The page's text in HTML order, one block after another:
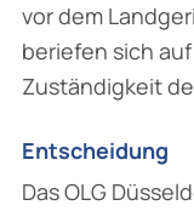
vor dem
beriefen sich
Zuständigkeit
Entscheidung
Das OLG